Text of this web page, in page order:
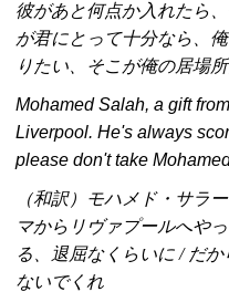
彼があと何点か入れたら
が君にとって十分なら、
りたい、そこが俺の居場
Mohamed Salah, a gift
Liverpool. He's always
please don't take
（和訳）モハメド・サラ
マからリヴァプールへや
る、退屈なくらいに / だ
ないでくれ